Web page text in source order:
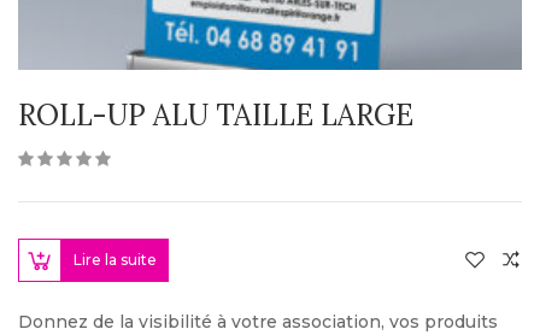
ROLL-UP ALU TAILLE LARGE
Lire la suite
Donnez de la visibilité à votre association, vos produits